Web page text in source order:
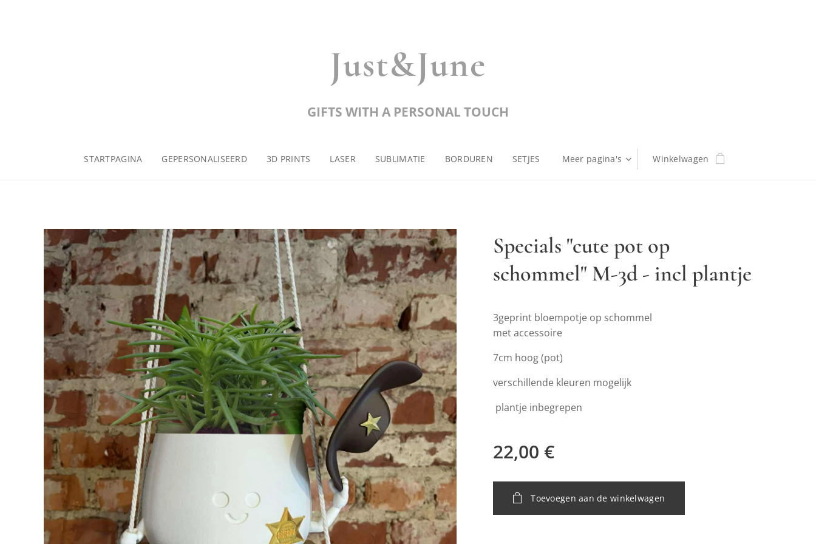
Just&June
GIFTS WITH A PERSONAL TOUCH
STARTPAGINA GEPERSONALISEERD 3D PRINTS LASER SUBLIMATIE BORDUREN SETJES Meer pagina's Winkelwagen
Specials "cute pot op
schommel" M-3d - incl plantje
3geprint bloempotje op schommel
met accessoire
7cm hoog (pot)
verschillende kleuren mogelijk
plantje inbegrepen
22,00 €
Toevoegen aan de winkelwagen